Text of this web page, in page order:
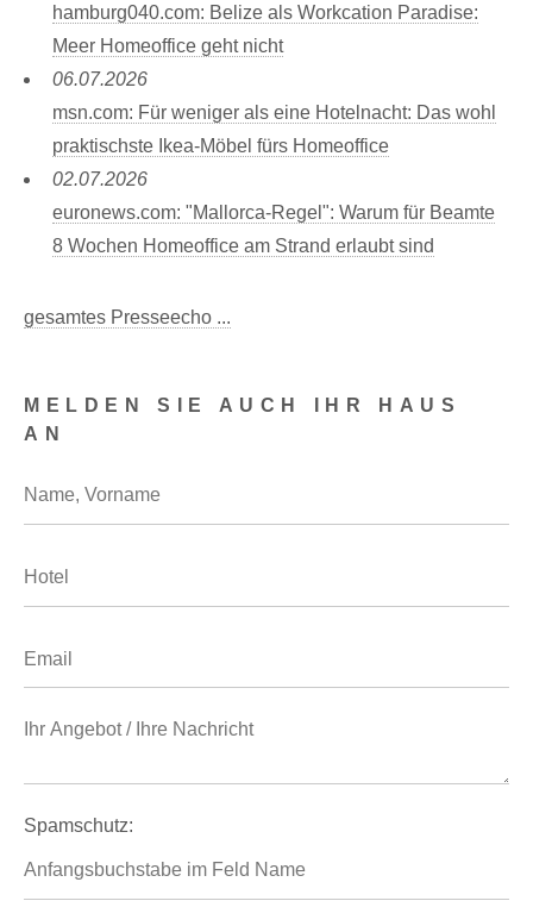
MELDEN SIE AUCH IHR HAUS
AN
Spamschutz:
hamburg040.com: Belize als Workcation Paradise:
Meer Homeoffice geht nicht
06.07.2026
msn.com: Für weniger als eine Hotelnacht: Das wohl
praktischste Ikea-Möbel fürs Homeoffice
02.07.2026
euronews.com: "Mallorca-Regel": Warum für Beamte
8 Wochen Homeoffice am Strand erlaubt sind
gesamtes Presseecho ...